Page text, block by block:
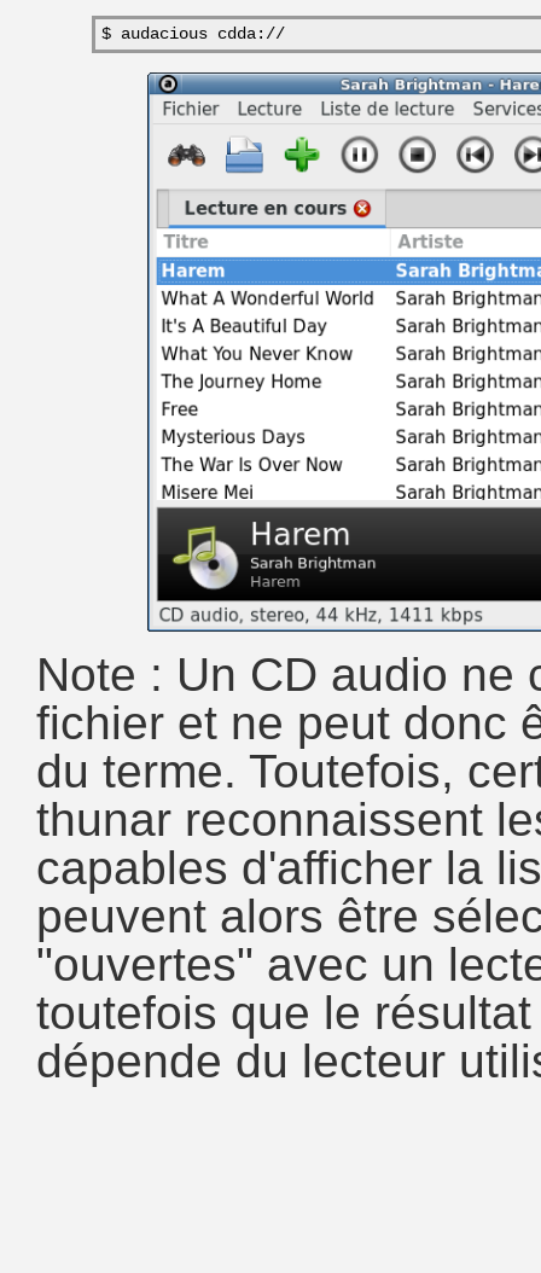
$ audacious cdda://
Note : Un CD audio ne
fichier et ne peut donc
du terme. Toutefois,
thunar reconnaissent
capables d'afficher la
peuvent alors être
"ouvertes" avec un
toutefois que le
dépende du lecteur